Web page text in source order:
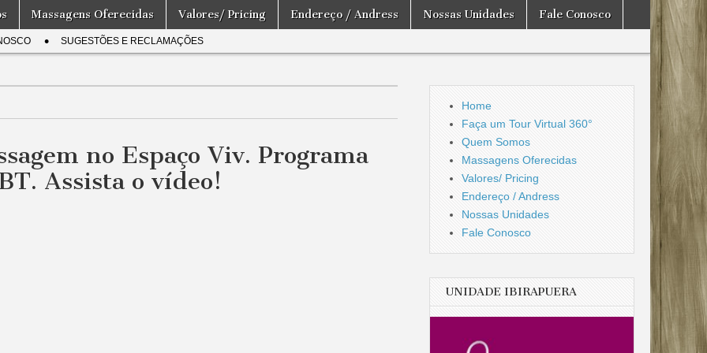
Massagens Oferecidas Valores/ Pricing Endereço / Andress Nossas Unidades Fale Conosco
SUGESTÕES E RECLAMAÇÕES
no Espaço Viv. Programa
Assista o vídeo!
Home
Faça um Tour Virtual 360°
Quem Somos
Massagens Oferecidas
Valores/ Pricing
Endereço / Andress
Nossas Unidades
Fale Conosco
UNIDADE IBIRAPUERA